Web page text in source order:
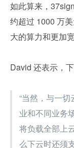
如此算来，
约超过 1000 万
大的算力和更加
David 还表示，
“当然，与一
业和不同业务
将负载全部上
么下云时还须